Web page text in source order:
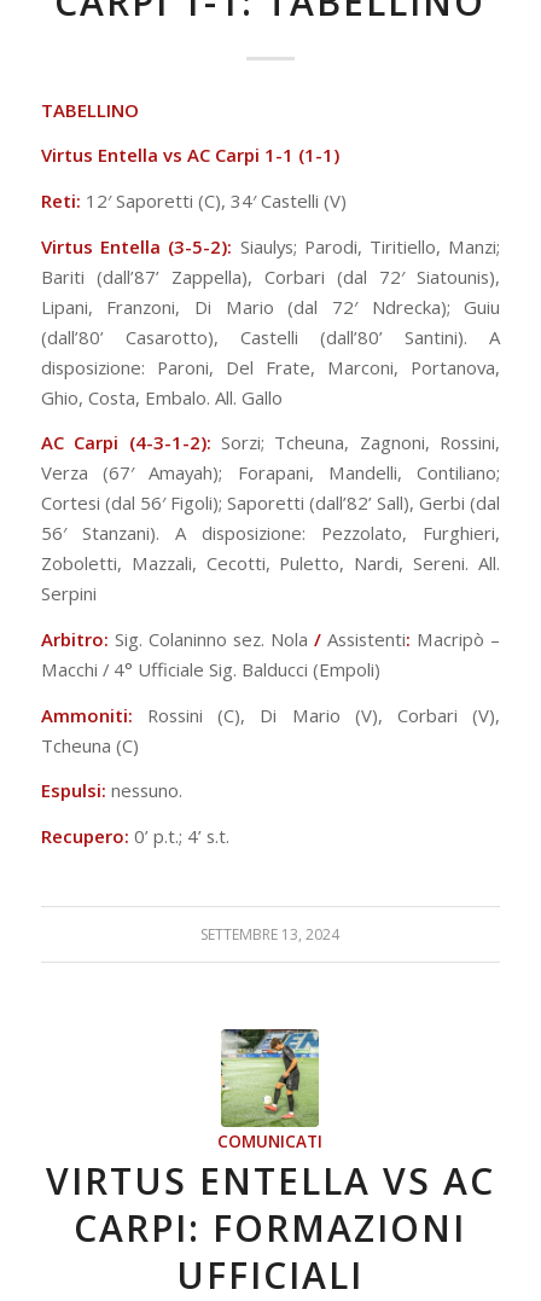
TABELLINO
Virtus Entella vs AC Carpi 1 -1 (1-1)
Reti: 12′ Saporetti (C), 34′ Castelli (V)
Virtus Entella (3-5-2): Siaulys; Parodi, Tiritiello, Manzi;
Bariti (dall’87’ Zappella), Corbari (dal 72′ Siatounis),
Lipani, Franzoni, Di Mario (dal 72′ Ndrecka); Guiu
(dall’80’ Casarotto), Castelli (dall’80’ Santini). A
disposizione: Paroni, Del Frate, Marconi, Portanova,
Ghio, Costa, Embalo. All. Gallo
AC Carpi (4-3-1-2): Sorzi; Tcheuna, Zagnoni, Rossini,
Verza (67′ Amayah); Forapani, Mandelli, Contiliano;
Cortesi (dal 56′ Figoli); Saporetti (dall’82’ Sall), Gerbi (dal
56′ Stanzani). A disposizione: Pezzolato, Furghieri,
Zoboletti, Mazzali, Cecotti, Puletto, Nardi, Sereni. All.
Serpini
Arbitro: Sig. Colaninno sez. Nola/Assistenti: Macripò –
Macchi / 4° Ufficiale Sig. Balducci (Empoli)
Ammoniti: Rossini (C), Di Mario (V), Corbari (V),
Tcheuna (C)
Espulsi: nessuno.
Recupero: 0’ p.t.; 4’ s.t.
SETTEMBRE 13, 2024
COMUNICATI
VIRTUS ENTELLA VS AC
CARPI: FORMAZIONI
UFFICIALI